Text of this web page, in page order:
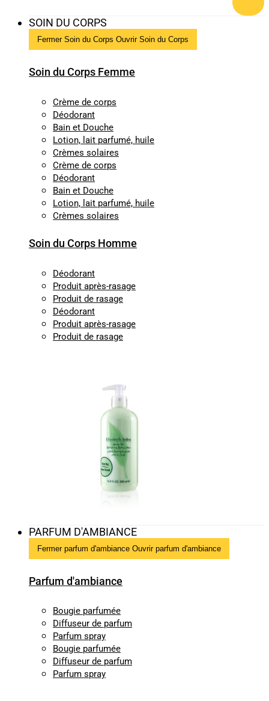
SOIN DU CORPS
Fermer Soin du Corps Ouvrir Soin du Corps
Soin du Corps Femme
Crème de corps
Déodorant
Bain et Douche
Lotion, lait parfumé, huile
Crèmes solaires
Crème de corps
Déodorant
Bain et Douche
Lotion, lait parfumé, huile
Crèmes solaires
Soin du Corps Homme
Déodorant
Produit après-rasage
Produit de rasage
Déodorant
Produit après-rasage
Produit de rasage
PARFUM D'AMBIANCE
Fermer parfum d'ambiance Ouvrir parfum d'ambiance
Parfum d'ambiance
Bougie parfumée
Diffuseur de parfum
Parfum spray
Bougie parfumée
Diffuseur de parfum
Parfum spray